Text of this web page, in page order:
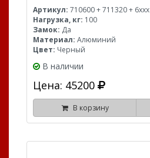
Артикул: 710600 + 711320 + 6xxx
Нагрузка, кг: 100
Замок: Да
Материал: Алюминий
Цвет: Черный
В наличии
Цена: 45200
В корзину